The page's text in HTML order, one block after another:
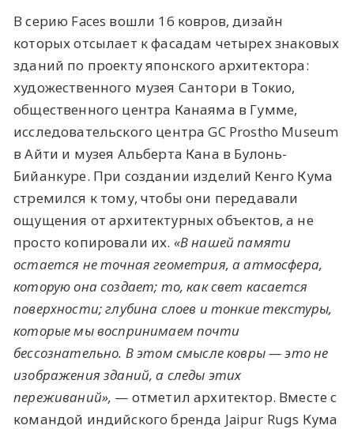
В серию Faces вошли 16 ковров, дизайн
которых отсылает к фасадам четырех знаковых
зданий по проекту японского архитектора:
художественного музея Сантори в Токио,
общественного центра Канаяма в Гумме,
исследовательского центра GC Prostho Museum
в Айти и музея Альберта Кана в Булонь-
Бийанкуре. При создании изделий Кенго Кума
стремился к тому, чтобы они передавали
ощущения от архитектурных объектов, а не
просто копировали их. «В нашей памяти
остается не точная геометрия, а атмосфера,
которую она создает; то, как свет касается
поверхности; глубина слоев и тонкие текстуры,
которые мы воспринимаем почти
бессознательно. В этом смысле ковры — это не
изображения зданий, а следы этих
переживаний», — отметил архитектор. Вместе с
командой индийского бренда Jaipur Rugs Кума